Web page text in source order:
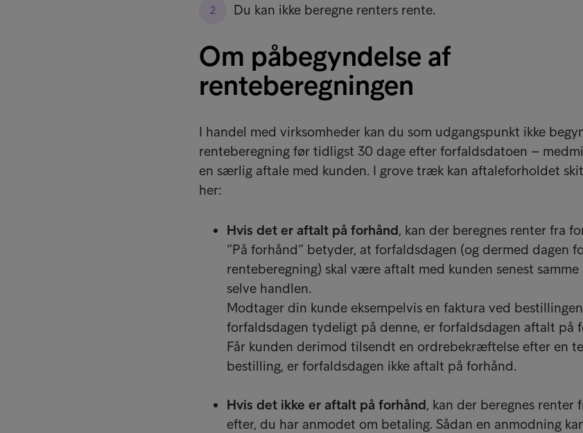
Du kan ikke beregne renters rente.
Om påbegyndelse af
renteberegningen
I handel med virksomheder kan du som udgangspunkt ikke
renteberegning før tidligst 30 dage efter forfaldsdatoen –
en særlig aftale med kunden. I grove træk kan aftaleforholdet
her:
Hvis det er aftalt på forhånd, kan der beregnes renter fra
”På forhånd” betyder, at forfaldsdagen (og dermed dagen
renteberegning) skal være aftalt med kunden senest samme
selve handlen.
Modtager din kunde eksempelvis en faktura ved
forfaldsdagen tydeligt på denne, er forfaldsdagen aftalt på
Får kunden derimod tilsendt en ordrebekræftelse efter en
bestilling, er forfaldsdagen ikke aftalt på forhånd.
Hvis det ikke er aftalt på forhånd, kan der beregnes renter
efter, du har anmodet om betaling. Sådan en anmodning